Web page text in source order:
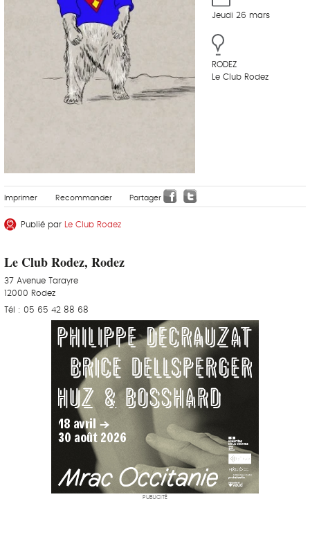
Jeudi 26 mars
RODEZ
Le Club Rodez
Imprimer Recommander Partager
Publié par Le Club Rodez
Le Club Rodez, Rodez
37 Avenue Tarayre
12000 Rodez
Tél : 05 65 42 88 68
PUBLICITÉ